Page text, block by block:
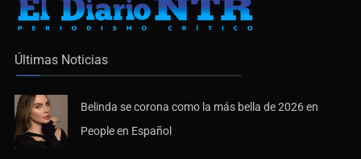
Últimas Noticias
Belinda se corona como la más bella de 2026 en
People en Español